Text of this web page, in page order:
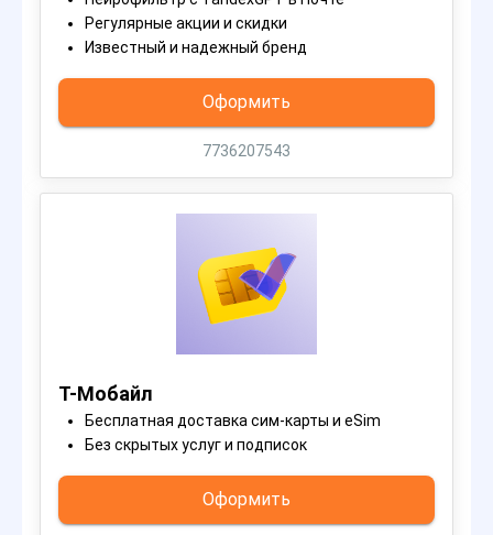
Регулярные акции и скидки
Известный и надежный бренд
Оформить
7736207543
Т-Мобайл
Бесплатная доставка сим-карты и eSim
Без скрытых услуг и подписок
Оформить